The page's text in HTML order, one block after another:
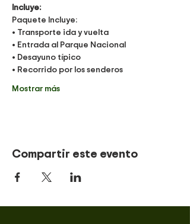
Incluye:
Paquete Incluye:
• Transporte ida y vuelta
• Entrada al Parque Nacional
• Desayuno típico
• Recorrido por los senderos
Mostrar más
Compartir este evento